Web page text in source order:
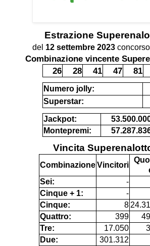
Estrazione
del 12 settembre 2023
Combinazione vincente
26
28 41 47 81
Numero jolly:
Superstar:
Jackpot:
Montepremi:
Vincita
CombinazioneVincitori
Sei:
-
Cinque + 1:
-
Cinque:
8
Quattro:
399
Tre:
17.050
Due:
301.312